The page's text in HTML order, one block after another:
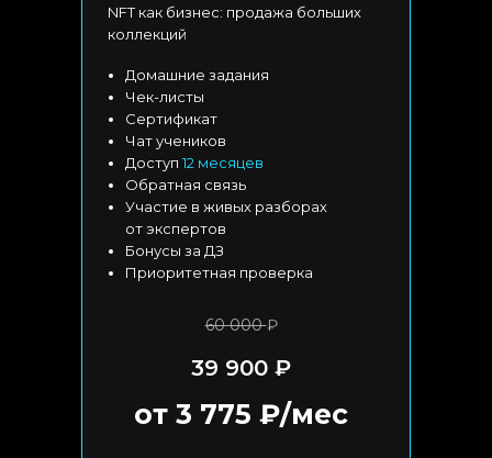
Домашние задания
Чек-листы
Сертификат
Чат учеников
Доступ12 месяцев
Обратная связь
Участие в живых разборах
от экспертов
Бонусы за ДЗ
Приоритетная проверка
60 000₽
39 900 ₽
от 3 775 ₽/мес
NFT как бизнес: продажа больших
коллекций